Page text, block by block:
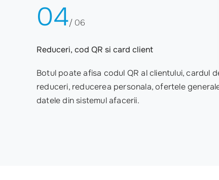
04/ 06
Reduceri, cod QR si card client
Botul poate afisa codul QR al clientului, cardul
reduceri, reducerea personala, ofertele
datele din sistemul afacerii.